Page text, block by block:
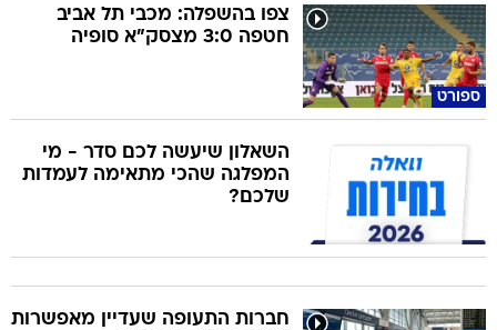
ספורט
צפו בהשפלה: מכבי תל אביב
חטפה 3:0 מצסק"א סופיה
השאלון שיעשה לכם סדר - מי
המפלגה שהכי מתאימה לעמדות
שלכם?
חברות התעופה שעדיין מאפשרות